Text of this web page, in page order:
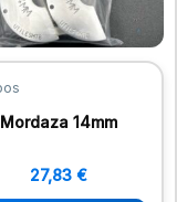
Mordaza 14mm
27,83 €